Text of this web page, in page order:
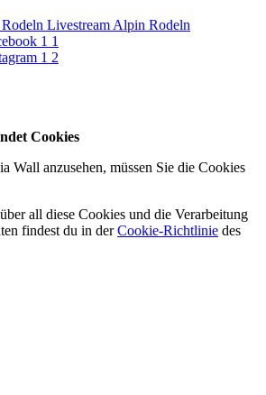
Livestream Alpin Rodeln
Cookies
Wall anzusehen, müssen Sie die Cookies
all diese Cookies und die Verarbeitung
findest du in derCookie-Richtlinie des